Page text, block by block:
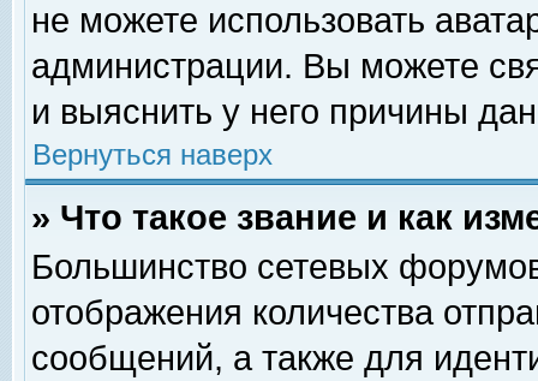
не можете использовать
администрации. Вы можете
и выяснить у него причины
Вернуться наверх
» Что такое звание и как
Большинство сетевых
отображения количества
сообщений, а также для